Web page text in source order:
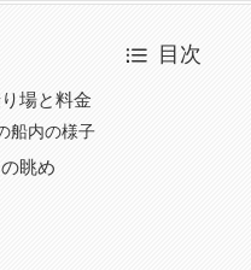
目次
場と料金
船内の様子
眺め